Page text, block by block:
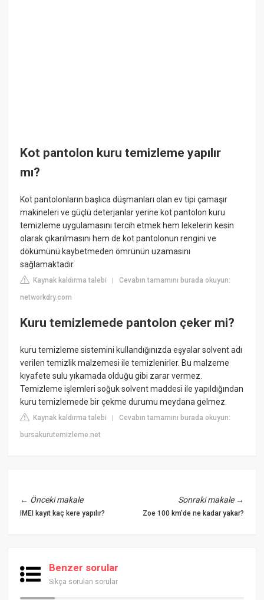
Kot pantolon kuru temizleme yapılır
mı?
Kot pantolonların başlıca düşmanları olan ev tipi çamaşır
makineleri ve güçlü deterjanlar yerine kot pantolon kuru
temizleme uygulamasını tercih etmek hem lekelerin kesin
olarak çıkarılmasını hem de kot pantolonun rengini ve
dökümünü kaybetmeden ömrünün uzamasını
sağlamaktadır.
Kaynak kaldırma talebi |Cevabın tamamını burada okuyun:
networkdry.com
Kuru temizlemede pantolon çeker mi?
kuru temizleme sistemini kullandığınızda eşyalar solvent adı
verilen temizlik malzemesi ile temizlenirler. Bu malzeme
kıyafete sulu yıkamada olduğu gibi zarar vermez.
Temizleme işlemleri soğuk solvent maddesi ile yapıldığından
kuru temizlemede bir çekme durumu meydana gelmez.
Kaynak kaldırma talebi |Cevabın tamamını burada okuyun:
bursakurutemizleme.net
← Önceki makale
IMEI kayıt kaç kere yapılır?
Sonraki makale→
Zoe 100 km'de ne kadar yakar?
Benzer sorular
Sıkça sorulan sorular